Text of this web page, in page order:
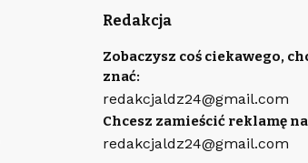
Redakcja
Zobaczysz coś ciekawego,
znać:
redakcjaldz24@gmail.com
Chcesz zamieścić reklamę
redakcjaldz24@gmail.com